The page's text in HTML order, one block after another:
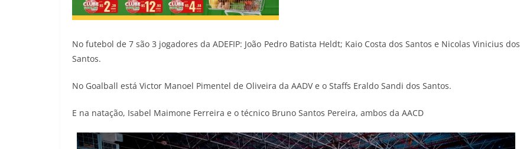
No futebol de 7 são 3 jogadores da ADEFIP: João Pedro Batista Heldt; Kaio Costa dos Santos e Nicolas Vinicius dos
Santos.
No Goalball está Victor Manoel Pimentel de Oliveira da AADV e o Staffs Eraldo Sandi dos Santos.
E na natação, Isabel Maimone Ferreira e o técnico Bruno Santos Pereira, ambos da AACD